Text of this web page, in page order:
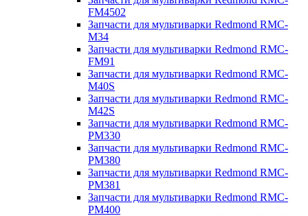
FM4502
Запчасти для мультиварки Redmond RMC-
M34
Запчасти для мультиварки Redmond RMC-
FM91
Запчасти для мультиварки Redmond RMC-
M40S
Запчасти для мультиварки Redmond RMC-
M42S
Запчасти для мультиварки Redmond RMC-
PM330
Запчасти для мультиварки Redmond RMC-
PM380
Запчасти для мультиварки Redmond RMC-
PM381
Запчасти для мультиварки Redmond RMC-
PM400